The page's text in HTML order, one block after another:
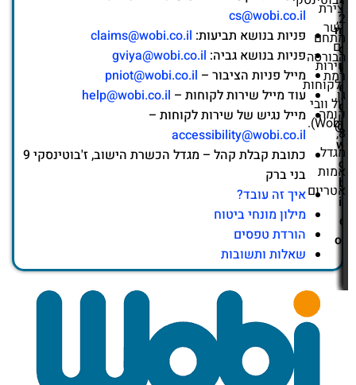
יצירת
קשר
עם
שירות
הלקוחות
של וובי
(Wobi).
m
o
k
e
d
@
w
o
b
i.
c
o.
2,
מתחם
הבורסה
רמת
גן,
קומה
8,
מגדל
אמות
אטריום
cs@wobi.co.il
פניות בנושא תביעות: claims@wobi.co.il
פניות בנושא גביה: gviya@wobi.co.il
מייל פניות הציבור – pniot@wobi.co.il
עוד מייל שירות לקוחות – help@wobi.co.il
מייל נגיש של שירות לקוחות –
accessibility@wobi.co.il
כתובת קבלת קהל – מגדל הכשרת הישוב, ז'בוטינסקי 9
בני ברק
איך זה עובד?
מילון מונחי ביטוח
הורדת טפסים
שאלות ותשובות